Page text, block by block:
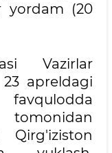
yordam (20
Vazirlar
apreldagi
Qirg'iziston